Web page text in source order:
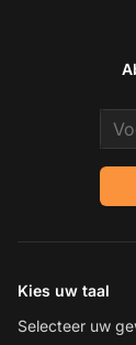
Kies uw taal
Selecteer uw